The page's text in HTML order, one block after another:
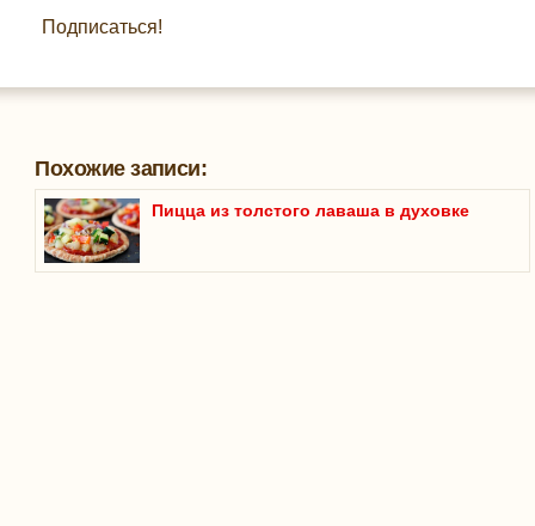
Подписаться!
Похожие записи:
Пицца из толстого лаваша в духовке